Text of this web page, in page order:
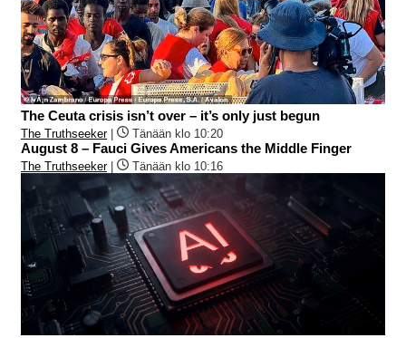
The Ceuta crisis isn’t over – it’s only just begun
The Truthseeker| Tänään klo 10:20
August 8 – Fauci Gives Americans the Middle Finger
The Truthseeker| Tänään klo 10:16